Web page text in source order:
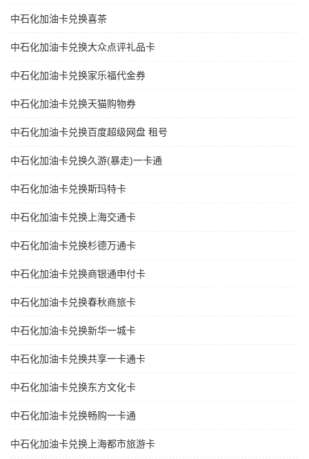
中石化加油卡兑换喜茶
中石化加油卡兑换大众点评礼品卡
中石化加油卡兑换家乐福代金券
中石化加油卡兑换天猫购物券
中石化加油卡兑换百度超级网盘 租号
中石化加油卡兑换久游(暴走)一卡通
中石化加油卡兑换斯玛特卡
中石化加油卡兑换上海交通卡
中石化加油卡兑换杉德万通卡
中石化加油卡兑换商银通申付卡
中石化加油卡兑换春秋商旅卡
中石化加油卡兑换新华一城卡
中石化加油卡兑换共享一卡通卡
中石化加油卡兑换东方文化卡
中石化加油卡兑换畅购一卡通
中石化加油卡兑换上海都市旅游卡